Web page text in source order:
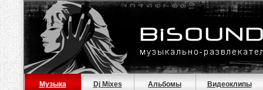
Музыка Dj Mixes Альбомы Видеоклипы